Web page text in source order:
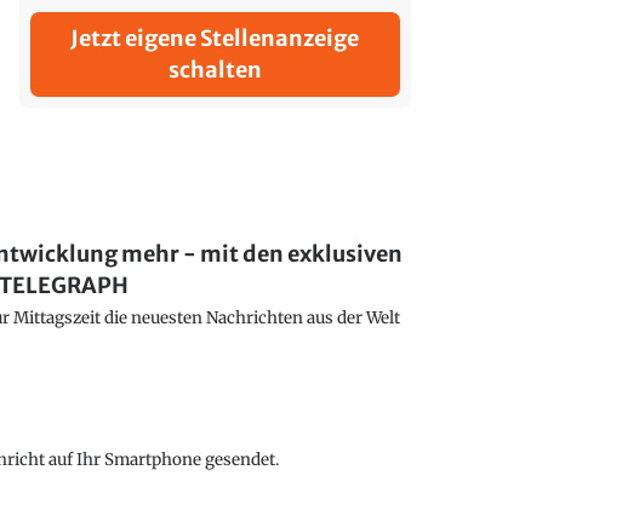
Jetzt eigene Stellenanzeige
schalten
mehr - mit den exklusiven
die neuesten Nachrichten aus der Welt
auf Ihr Smartphone gesendet.